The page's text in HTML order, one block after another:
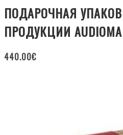
ПОДАРОЧНАЯ
ПРОДУКЦИИ
440.00€